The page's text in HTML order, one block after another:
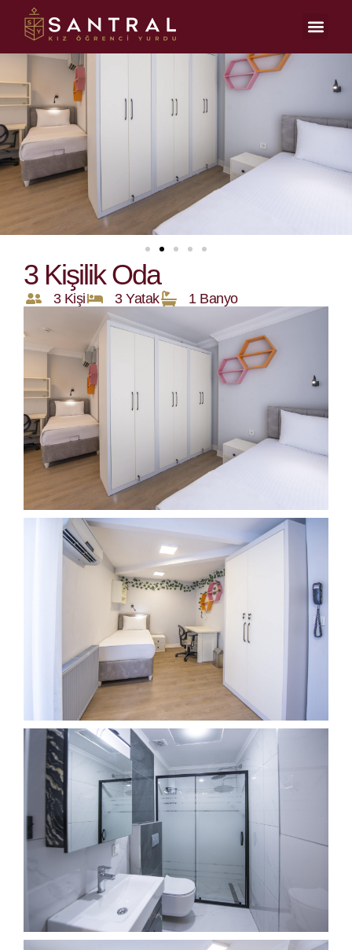
3 Kişilik Oda
3 Kişi 3 Yatak 1 Banyo